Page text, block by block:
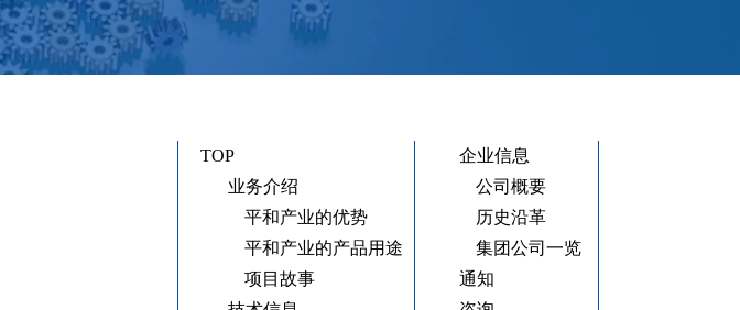
TOP
业务介绍
平和产业的优势
平和产业的产品用途
项目故事
企业信息
公司概要
历史沿革
集团公司一览
通知